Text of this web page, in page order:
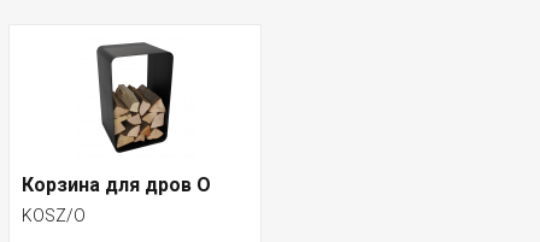
Корзина для дров O
KOSZ/O